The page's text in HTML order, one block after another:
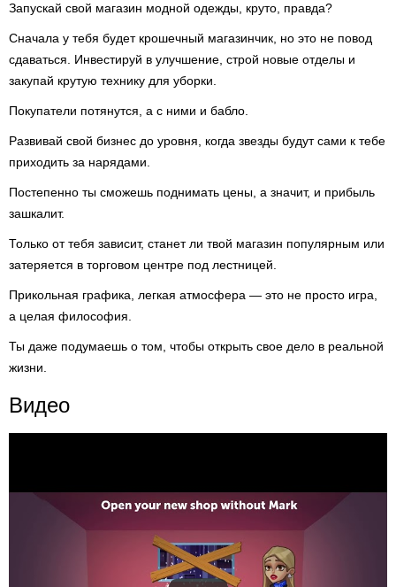
Запускай свой магазин модной одежды, круто, правда?
Сначала у тебя будет крошечный магазинчик, но это не повод
сдаваться. Инвестируй в улучшение, строй новые отделы и
закупай крутую технику для уборки.
Покупатели потянутся, а с ними и бабло.
Развивай свой бизнес до уровня, когда звезды будут сами к тебе
приходить за нарядами.
Постепенно ты сможешь поднимать цены, а значит, и прибыль
зашкалит.
Только от тебя зависит, станет ли твой магазин популярным или
затеряется в торговом центре под лестницей.
Прикольная графика, легкая атмосфера — это не просто игра,
а целая философия.
Ты даже подумаешь о том, чтобы открыть свое дело в реальной
жизни.
Видео